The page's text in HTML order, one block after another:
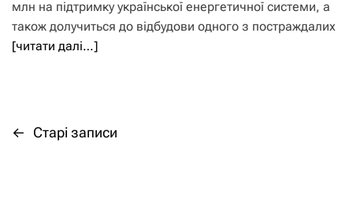
млн на підтримку української енергетичної системи, а
також долучиться до відбудови одного з постраждалих
[читати далі…]
Н
← Старі записи